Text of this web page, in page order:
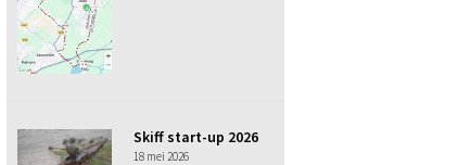
Skiff start-up 2026
18 mei 2026